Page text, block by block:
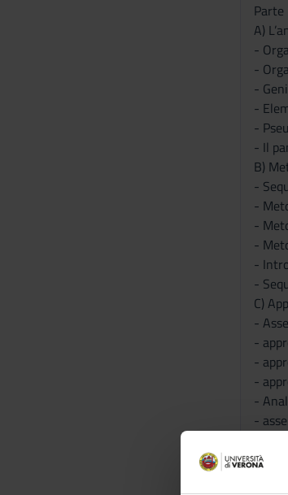
Parte
A)
-
-
-
-
-
- Il
B)
-
-
-
-
-
-
C)
-
-
-
-
-
-
D)
Gli